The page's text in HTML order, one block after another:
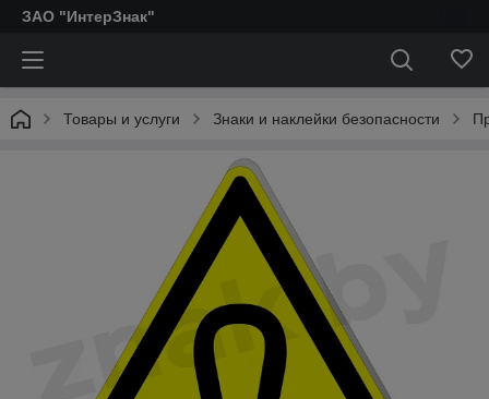
ЗАО "ИнтерЗнак"
Товары и услуги Знаки и наклейки безопасности